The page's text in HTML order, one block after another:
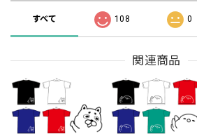
すべて 108 0
関連商品